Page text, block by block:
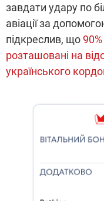
завдати удару по
авіації за
підкреслив, що
розташовані на
українського